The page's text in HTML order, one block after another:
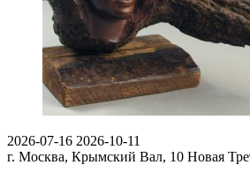
2026-07-16 2026-10-11
г. Москва, Крымский Вал, 10 Новая